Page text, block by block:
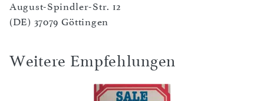
August-Spindler-Str. 12
(DE) 37079 Göttingen
Weitere Empfehlungen